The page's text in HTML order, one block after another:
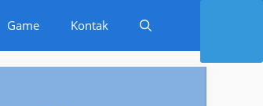
Game Kontak